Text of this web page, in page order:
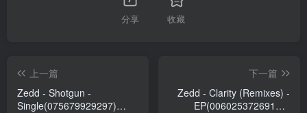
分享 收藏
上一篇
Zedd - Shotgun -
Single(075679929297)
下一篇
Zedd - Clarity (Remixes) -
EP(00602537269150)